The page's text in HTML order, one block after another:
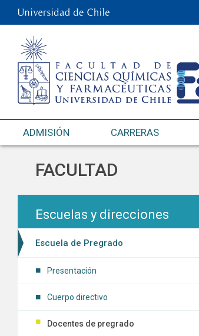
ADMISIÓN CARRERAS
FACULTAD
Escuelas y direcciones
Escuela de Pregrado
Presentación
Cuerpo directivo
Docentes de pregrado